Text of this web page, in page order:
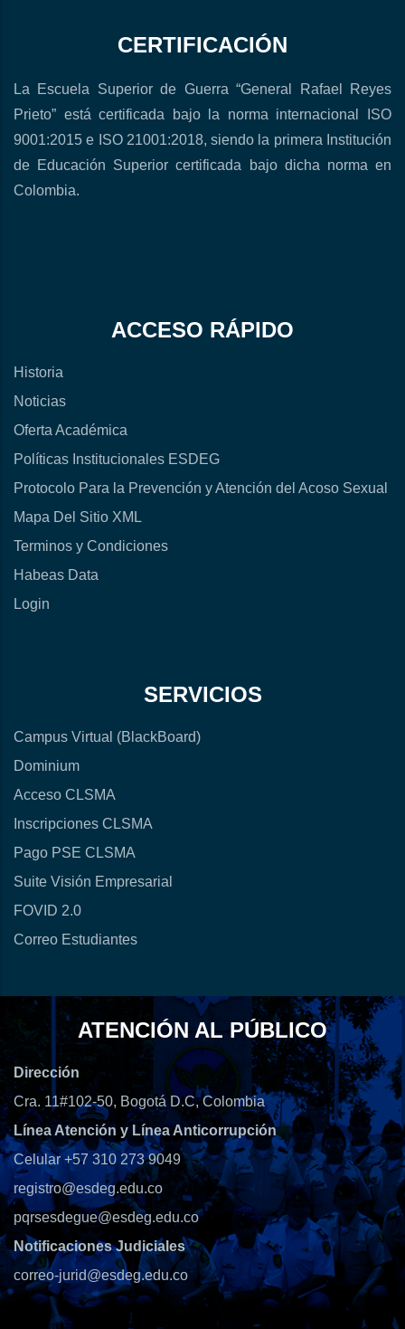
CERTIFICACIÓN
La Escuela Superior de Guerra “General Rafael Reyes
Prieto” está certificada bajo la norma internacional ISO
9001:2015 e ISO 21001:2018, siendo la primera Institución
de Educación Superior certificada bajo dicha norma en
Colombia.
ACCESO RÁPIDO
Historia
Noticias
Oferta Académica
Políticas Institucionales ESDEG
Protocolo Para la Prevención y Atención del Acoso Sexual
Mapa Del Sitio XML
Terminos y Condiciones
Habeas Data
Login
SERVICIOS
Campus Virtual (BlackBoard)
Dominium
Acceso CLSMA
Inscripciones CLSMA
Pago PSE CLSMA
Suite Visión Empresarial
FOVID 2.0
Correo Estudiantes
ATENCIÓN AL PÚBLICO
Dirección
Cra. 11#102-50, Bogotá D.C, Colombia
Línea Atención y Línea Anticorrupción
Celular +57 310 273 9049
registro@esdeg.edu.co
pqrsesdegue@esdeg.edu.co
Notificaciones Judiciales
correo-jurid@esdeg.edu.co